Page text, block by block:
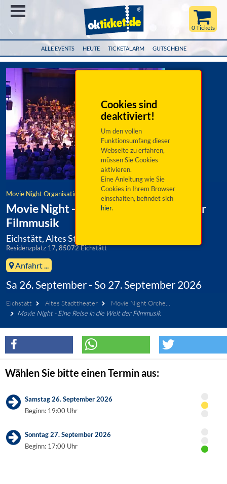
ALLE EVENTS HEUTE TICKETALARM GUTSCHEINE
0 Tickets
Cookies sind
deaktiviert!
Um den vollen
Funktionsumfang dieser
Webseite zu erfahren,
müssen Sie Cookies
aktivieren.
Eine Anleitung wie Sie
Cookies in Ihrem Browser
einschalten, befindet sich
hier.
Movie Night Organisation e.V.
Movie Night - Eine Reise in die Welt der
Filmmusik
Eichstätt, Altes Stadttheater
Residenzplatz 17, 85072 Eichstätt
Anfahrt ...
Sa 26. September - So 27. September 2026
Eichstätt Altes Stadttheater
Movie Night Orchestra
Movie Night - Eine Reise in die Welt der Filmmusik
Wählen Sie bitte einen Termin aus:
Samstag 26. September 2026
Beginn: 19:00 Uhr
Sonntag 27. September 2026
Beginn: 17:00 Uhr